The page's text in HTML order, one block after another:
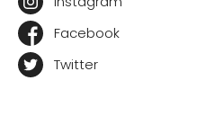
Facebook
Twitter